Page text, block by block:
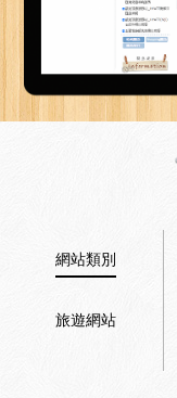
網站類別
旅遊網站